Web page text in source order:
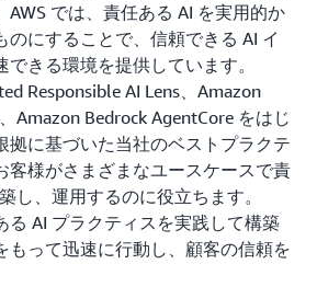
AWS では、責任ある AI を実用的か
のにすることで、信頼できる AI イ
できる環境を提供しています。
Responsible AI Lens、Amazon
Amazon Bedrock AgentCore をはじ
拠に基づいた当社のベストプラクテ
客様がさまざまなユースケースで責
し、運用するのに役立ちます。
る AI プラクティスを実践して構築
もって迅速に行動し、顧客の信頼を